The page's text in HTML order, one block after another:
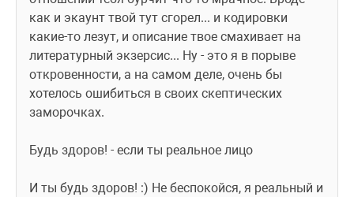
как и экаунт твой тут сгорел... и кодировки
какие-то лезут, и описание твое смахивает на
литературный экзерсис... Ну - это я в порыве
откровенности, а на самом деле, очень бы
хотелось ошибиться в своих скептических
заморочках.
Будь здоров! - если ты реальное лицо
И ты будь здоров! :) Не беспокойся, я реальный и